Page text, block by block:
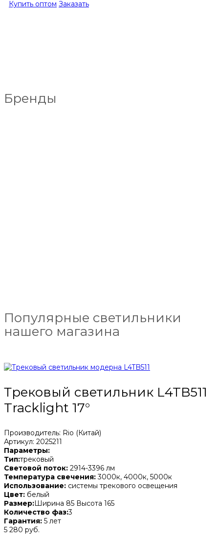
Купить оптом Заказать
Бренды
Популярные светильники
нашего магазина
Трековый светильник L4TB511
Tracklight 17°
Производитель: Rio (Китай)
Артикул: 2025211
Параметры:
Тип:трековый
Световой поток: 2914-3396 лм
Температура свечения:3000к, 4000к, 5000к
Использование: системы трекового освещения
Цвет: белый
Размер:Ширина 85 Высота 165
Количество фаз:3
Гарантия: 5 лет
5 280 руб.